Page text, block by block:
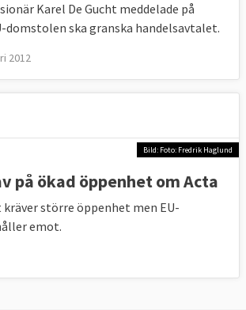
Karel De Gucht meddelade på
domstolen ska granska handelsavtalet.
2012
Bild: Foto: Fredrik Haglund
på ökad öppenhet om Acta
större öppenhet men EU-
emot.